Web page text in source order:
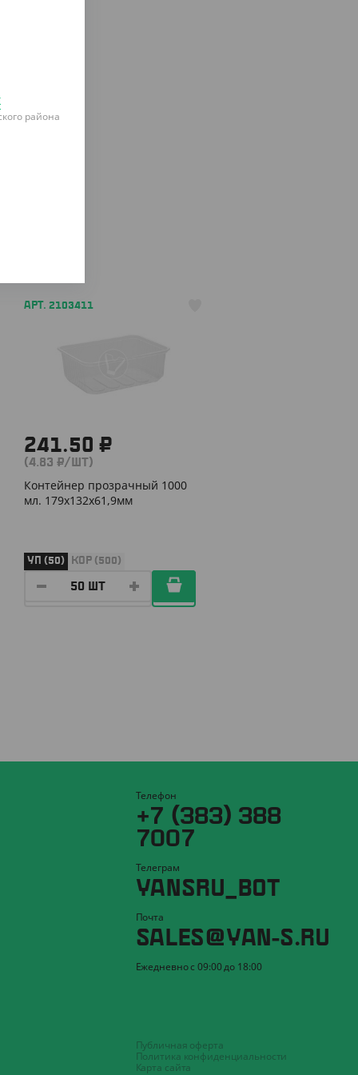
АРТ. 2103411
241.50 ₽
(4.83 ₽/ШТ)
Контейнер прозрачный 1000
мл. 179х132х61,9мм
УП (50) КОР (500)
Телефон
+7 (383) 388
7007
Телеграм
YANSRU_BOT
Почта
SALES@YAN-S.RU
Ежедневно с 09:00 до 18:00
Публичная оферта
Политика конфиденциальности
Карта сайта
района